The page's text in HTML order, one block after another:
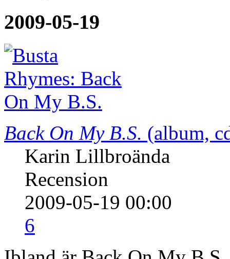
2009-05-19
Back On My B.S. (album,
Karin Lillbroända
Recension
2009-05-19 00:00
6